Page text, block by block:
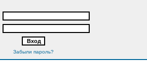
Забыли пароль?